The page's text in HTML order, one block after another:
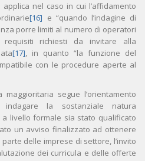
nel caso in cui l’affidamento
[16] e “quando l’indagine di
porre limiti al numero di operatori
richiesti da invitare alla
[17], in quanto “la funzione del
con le procedure aperte al
segue l’orientamento
la sostanziale natura
a livello formale sia stato qualificato
un avviso finalizzato ad ottenere
delle imprese di settore, l’invito
dei curricula e delle offerte